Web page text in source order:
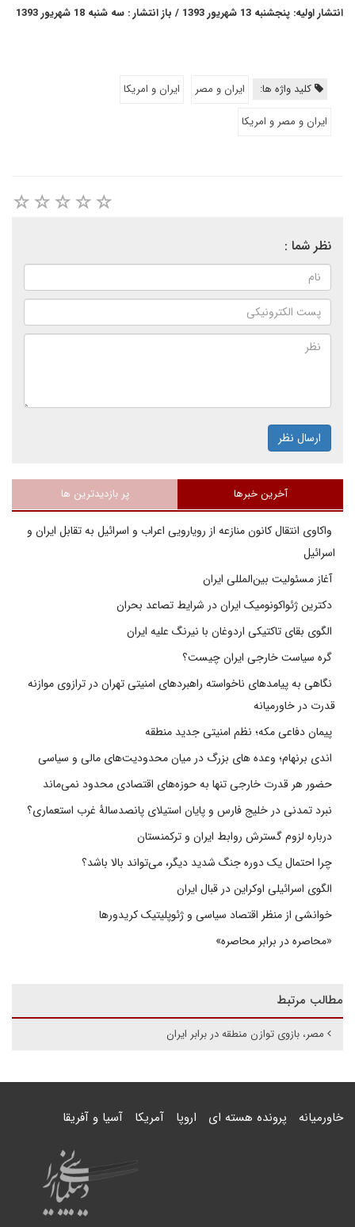
انتشار اولیه: پنجشنبه 13 شهریور 1393 / باز انتشار : سه شنبه 18 شهریور 1393
کلید واژه ها: ايران و مصر
ايران و امريكا
ايران و مصر و امريكا
نظر شما :
ارسال نظر
آخرین خبرها پر بازدیدترین ها
واکاوی انتقال کانون منازعه از رویارویی اعراب و اسرائیل به تقابل ایران و
اسرائیل
آغاز مسئولیت بین‌المللی ایران
دکترین ژئواکونومیک ایران در شرایط تصاعد بحران
الگوی بقای تاکتیکی اردوغان با نیرنگ علیه ایران
گره سیاست خارجی ایران چیست؟
نگاهی به پیامدهای ناخواسته راهبردهای امنیتی تهران در ترازوی موازنه
قدرت در خاورمیانه
پیمان دفاعی مکه؛ نظم امنیتی جدید منطقه
اندی برنهام؛ وعده های بزرگ در میان محدودیت‌های مالی و سیاسی
حضور هر قدرت خارجی تنها به حوزه‌های اقتصادی محدود نمی‌ماند
نبرد تمدنی در خلیج فارس و پایان استیلای پانصدسالۀ غرب استعماری؟
درباره لزوم گسترش روابط ایران و ترکمنستان
چرا احتمال یک دوره جنگ شدید دیگر، می‌تواند بالا باشد؟
الگوی اسرائیلی اوکراین در قبال ایران
خوانشی از منظر اقتصاد سیاسی و ژئوپلیتیک کریدورها
«محاصره در برابر محاصره»
مطالب مرتبط
مصر، بازوی توازن منطقه در برابر ایران
خاورمیانه پرونده هسته ای اروپا آمریکا آسیا و آفریقا